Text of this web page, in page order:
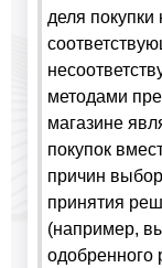
деля
методами
магазине
покупок
причин
принятия
(например,
одобренного